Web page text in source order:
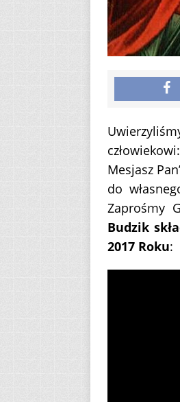
Mesjasz
do
Zaprośmy
Budzik
2017 Roku: